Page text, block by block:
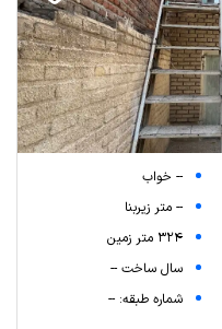
-- خواب
-- متر زیربنا
324 متر زمین
سال ساخت --
شماره طبقه: --